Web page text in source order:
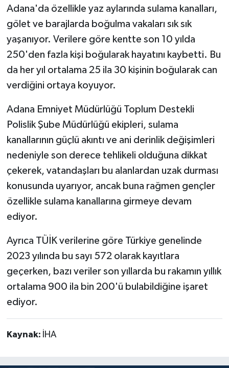
Adana'da özellikle yaz aylarında sulama kanalları,
gölet ve barajlarda boğulma vakaları sık sık
yaşanıyor. Verilere göre kentte son 10 yılda
250'den fazla kişi boğularak hayatını kaybetti. Bu
da her yıl ortalama 25 ila 30 kişinin boğularak can
verdiğini ortaya koyuyor.
Adana Emniyet Müdürlüğü Toplum Destekli
Polislik Şube Müdürlüğü ekipleri, sulama
kanallarının güçlü akıntı ve ani derinlik değişimleri
nedeniyle son derece tehlikeli olduğuna dikkat
çekerek, vatandaşları bu alanlardan uzak durması
konusunda uyarıyor, ancak buna rağmen gençler
özellikle sulama kanallarına girmeye devam
ediyor.
Ayrıca TÜİK verilerine göre Türkiye genelinde
2023 yılında bu sayı 572 olarak kayıtlara
geçerken, bazı veriler son yıllarda bu rakamın yıllık
ortalama 900 ila bin 200'ü bulabildiğine işaret
ediyor.
Kaynak: İHA